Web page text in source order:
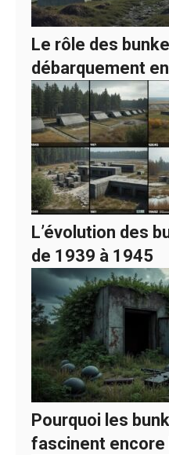
Le rôle des
débarquement
L’évolution des
de 1939 à 1945
Pourquoi les
fascinent